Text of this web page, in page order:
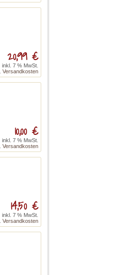
20,99 €
inkl. 7 % MwSt.
Versandkosten
10,00 €
inkl. 7 % MwSt.
Versandkosten
14,50 €
inkl. 7 % MwSt.
Versandkosten